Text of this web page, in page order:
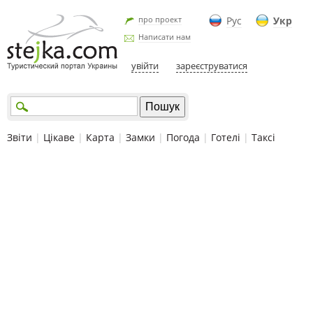
Рус Укр
про проект
Написати нам
увійти зареєструватися
Звіти | Цікаве | Карта | Замки | Погода | Готелі | Таксі